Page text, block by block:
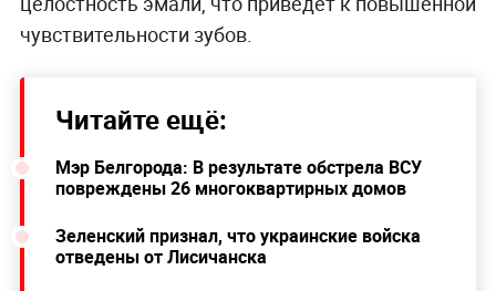
чувствительности зубов.
Читайте ещё:
Мэр Белгорода: В результате обстрела ВСУ
повреждены 26 многоквартирных домов
Зеленский признал, что украинские войска
отведены от Лисичанска